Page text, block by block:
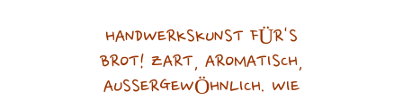
HANDWERKSKUNST FÜR'S
BROT! ZART, AROMATISCH,
AUSSERGEWÖHNLICH. WIE